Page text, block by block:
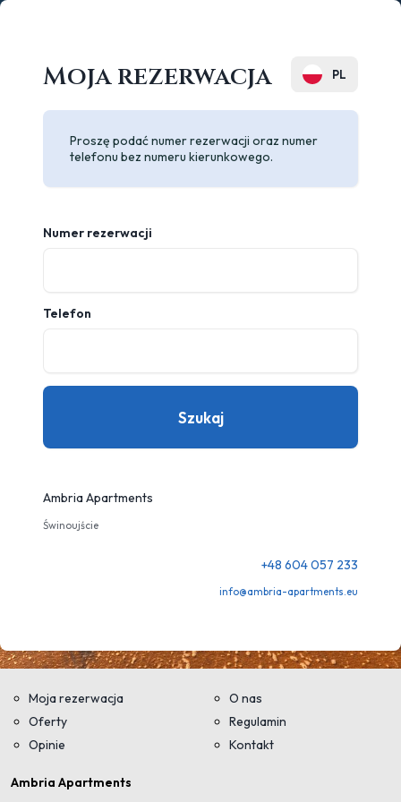
PL
EN
Moja rezerwacja
Proszę podać numer rezerwacji oraz numer
telefonu bez numeru kierunkowego.
Numer rezerwacji
Telefon
Szukaj
Ambria Apartments
Świnoujście
+48 604 057 233
info@ambria-apartments.eu
Moja rezerwacja
Oferty
Opinie
O nas
Regulamin
Kontakt
Ambria Apartments